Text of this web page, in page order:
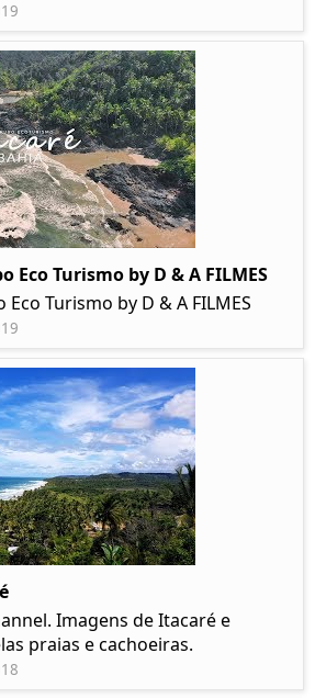
Eco Turismo by D & A FILMES
Turismo by D & A FILMES
Imagens de Itacaré e
praias e cachoeiras.